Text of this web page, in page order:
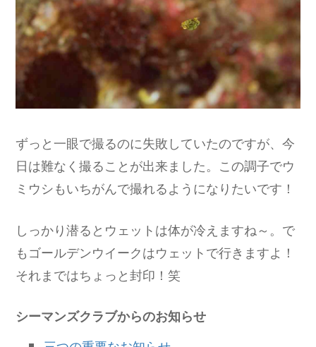
ずっと一眼で撮るのに失敗していたのですが、今
日は難なく撮ることが出来ました。この調子でウ
ミウシもいちがんで撮れるようになりたいです！
しっかり潜るとウェットは体が冷えますね～。で
もゴールデンウイークはウェットで行きますよ！
それまではちょっと封印！笑
シーマンズクラブからのお知らせ